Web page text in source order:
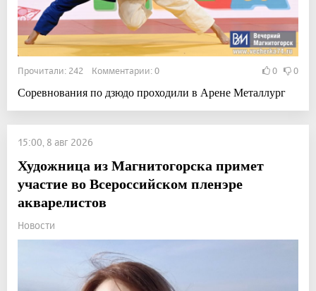
Прочитали: 242 Комментарии: 0 0 0
Соревнования по дзюдо проходили в Арене Металлург
15:00, 8 авг 2026
Художница из Магнитогорска примет
участие во Всероссийском пленэре
акварелистов
Новости